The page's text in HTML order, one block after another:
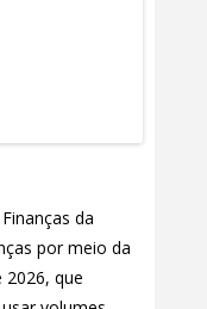
da
por meio da
que